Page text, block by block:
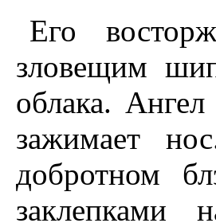
Его
зловещим
облака.
зажимает
добротном